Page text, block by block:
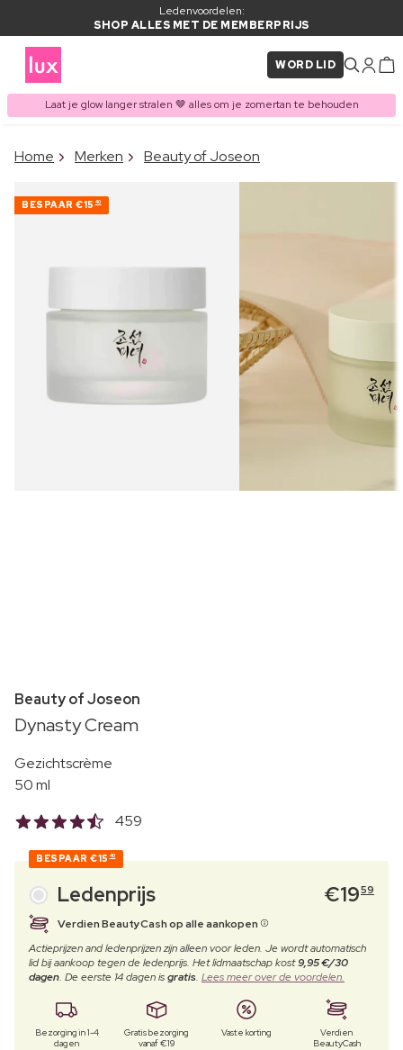
Ledenvoordelen:
SHOP ALLES MET DE MEMBERPRIJS
WORD LID
Laat je glow langer stralen 🤎 alles om je zomertan te behouden
ITEM TOEGEVOEGD AAN
Vaak samen gekocht met
Home Merken Beauty of Joseon
BESPAAR €15 40
Beauty of Joseon
Dynasty Cream
Gezichtscrème
50 ml
459
BESPAAR €15 40
Ledenprijs €1959
Verdien BeautyCash op alle aankopen
Actieprijzen and ledenprijzen zijn alleen voor leden. Je wordt automatisch
lid bij aankoop tegen de ledenprijs. Het lidmaatschap kost9,95 €/30
dagen. De eerste 14 dagen isgratis. Lees meer over de voordelen.
Bezorging in 1-4
dagen
Gratis bezorging
vanaf €19
Vaste korting
Verdien
BeautyCash